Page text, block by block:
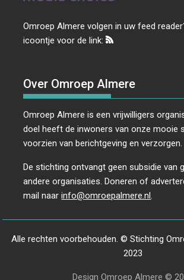
Omroep Almere volgen in uw feed
icoontje voor de link:
Over Omroep Almere
Omroep Almere is een vrijwilligers
doel heeft de inwoners van onze mooie
voorzien van berichtgeving en verzorgen.
De stichting ontvangt geen subsidie van
andere organisaties. Doneren of
mail naarinfo@omroepalmere.nl.
Alle rechten voorbehouden. © Stichting
2023
Design Omroep Almere ©